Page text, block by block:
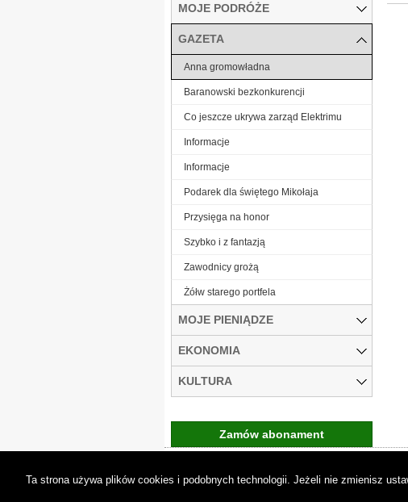
MOJE PODRÓŻE
GAZETA
Anna gromowładna
Baranowski bezkonkurencji
Co jeszcze ukrywa zarząd Elektrimu
Informacje
Informacje
Podarek dla świętego Mikołaja
Przysięga na honor
Szybko i z fantazją
Zawodnicy grożą
Żółw starego portfela
MOJE PIENIĄDZE
EKONOMIA
KULTURA
Zamów abonament
Ta strona używa plików cookies i podobnych technologii. Jeżeli nie zmienisz